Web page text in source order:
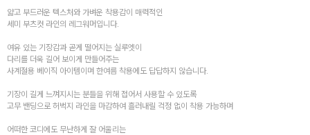
얇고 부드러운 텍스처와 가벼운 착용감이 매력적인
세미 부츠컷 라인의 레그워머입니다.
여유 있는 기장감과 곧게 떨어지는 실루엣이
다리를 더욱 길어 보이게 만들어주는
사계절용 베이직 아이템이며 한여름 착용에도 답답하지 않습니다.
기장이 길게 느껴지시는 분들을 위해 접어서 사용할 수 있도록
고무 밴딩으로 허벅지 라인을 마감하여 흘러내릴 걱정 없이 착용 가능하며
어떠한 코디에도 무난하게 잘 어울리는